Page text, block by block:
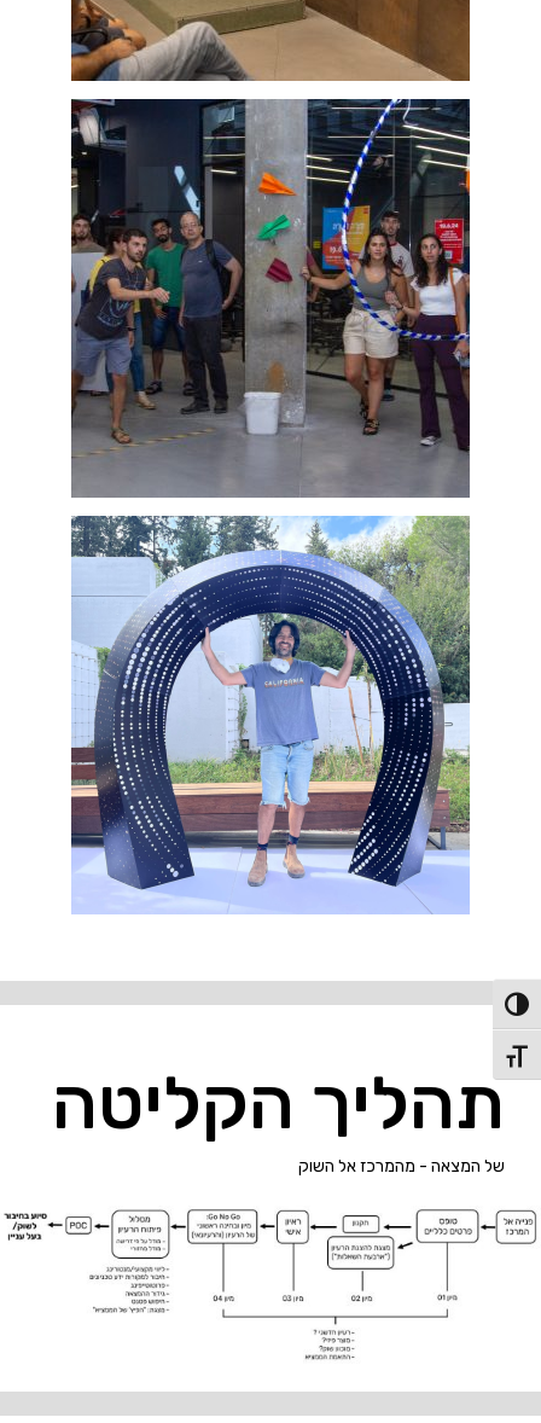
הפעל/כבה ניגודיות גבוהה
מתג גודל גופן
תהליך הקליטה
של המצאה - מהמרכז אל השוק